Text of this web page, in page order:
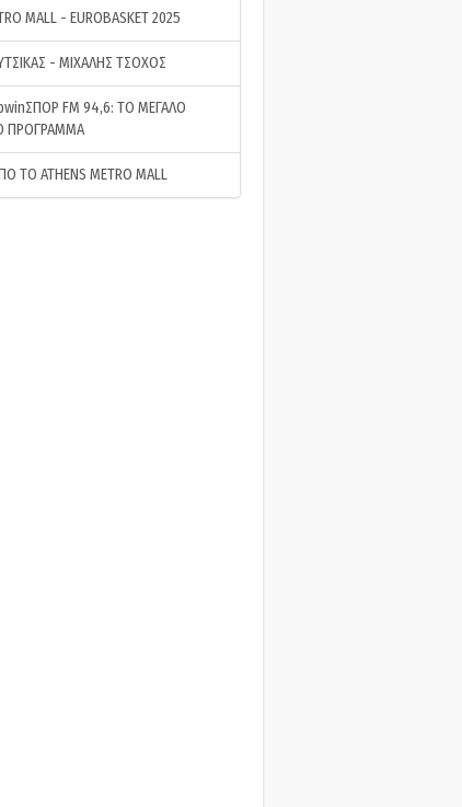
MALL - EUROBASKET 2025
- ΜΙΧΑΛΗΣ ΤΣΟΧΟΣ
FM 94,6: ΤΟ ΜΕΓΑΛΟ
ΠΡΟΓΡΑΜΜΑ
ΤΟ ATHENS METRO MALL